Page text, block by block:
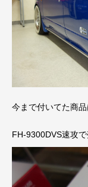
今まで付いてた商品
FH-9300DVS速攻